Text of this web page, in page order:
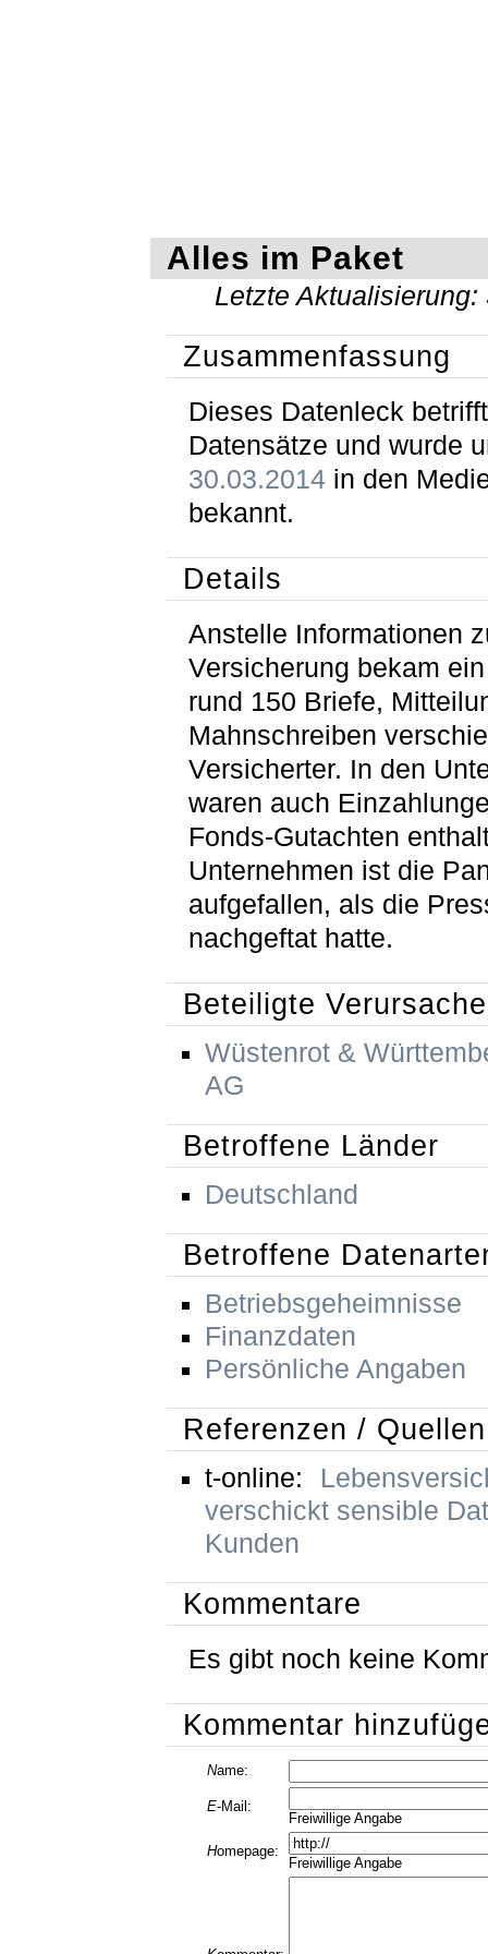
Alles im Paket
Letzte Aktualisierung:
Zusammenfassung
Dieses Datenleck
Datensätze und wurde
30.03.2014in den
bekannt.
Details
Anstelle Informationen
Versicherung bekam
rund 150 Briefe,
Mahnschreiben
Versicherter. In den
waren auch
Fonds-Gutachten
Unternehmen ist die
aufgefallen, als die
nachgeftat hatte.
Beteiligte
Wüstenrot &
AG
Betroffene Länder
Deutschland
Betroffene
Betriebsgeheimnisse
Finanzdaten
Persönliche Angaben
Referenzen / Quellen
t-online:
verschickt sensible
Kunden
Kommentare
Es gibt noch keine
Kommentar
Name:
E-Mail:
Freiwillige Angabe
Homepage:
Freiwillige Angabe